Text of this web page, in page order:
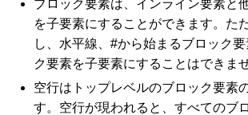
ブロック要素は、インライン要素と
を子要素にすることができます。た
し、水平線、#から始まるブロック
ク要素を子要素にすることはできませ
空行はトップレベルのブロック要素
す。空行が現われると、すべてのブ